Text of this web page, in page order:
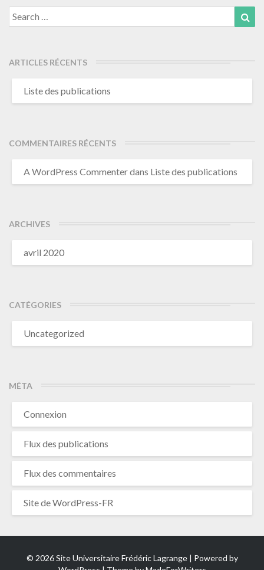
Search
for:
ARTICLES RÉCENTS
Liste des publications
COMMENTAIRES RÉCENTS
A WordPress Commenterdans Liste des publications
ARCHIVES
avril 2020
CATÉGORIES
Uncategorized
MÉTA
Connexion
Flux des publications
Flux des commentaires
Site de WordPress-FR
© 2026 Site Universitaire Frédéric Lagrange | Powered by